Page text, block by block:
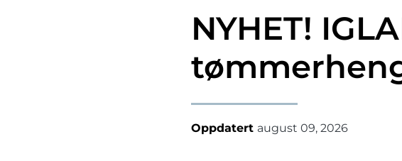
NYHET!
Oppdatert august 09, 2026